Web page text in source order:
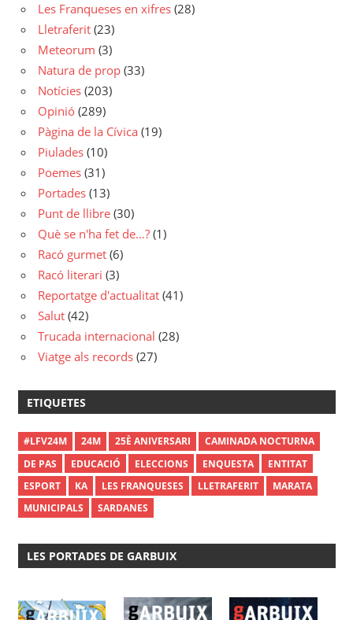
Les Franqueses en xifres (28)
Lletraferit (23)
Meteorum (3)
Natura de prop (33)
Notícies (203)
Opinió (289)
Pàgina de la Cívica (19)
Piulades (10)
Poemes (31)
Portades (13)
Punt de llibre (30)
Què se n'ha fet de…? (1)
Racó gurmet (6)
Racó literari (3)
Reportatge d'actualitat (41)
Salut (42)
Trucada internacional (28)
Viatge als records (27)
ETIQUETES
#LFV24M 24M 25È ANIVERSARI
CAMINADA NOCTURNA
DE PAS
EDUCACIÓ ELECCIONS ENQUESTA
ENTITAT
ESPORT
KA LES FRANQUESES LLETRAFERIT
MARATA
MUNICIPALS
SARDANES
LES PORTADES DE GARBUIX